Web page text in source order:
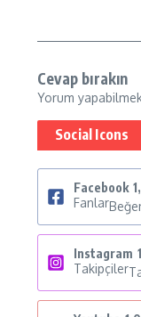
Cevap bırakın
Yorum
Social Icons
Facebook
Fanlar
Instagram
Takipçiler